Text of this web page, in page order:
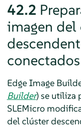
42.2
imagen del
conectados
Edge Image
Builder) se utiliza
SLEMicro
del clúster